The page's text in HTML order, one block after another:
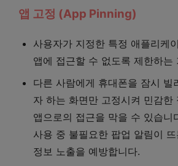
앱 고정 (App Pinning)
사용자가 지정한 특정 애플리케
앱에 접근할 수 없도록 제한하는
다른 사람에게 휴대폰을 잠시 빌
자 하는 화면만 고정시켜 민감한
앱으로의 접근을 막을 수 있습니
사용 중 불필요한 팝업 알림이
정보 노출을 예방합니다.